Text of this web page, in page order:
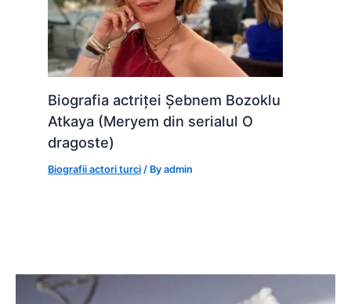
Biografia actriței Șebnem Bozoklu
Atkaya (Meryem din serialul O
dragoste)
Biografii actori turci / Byadmin